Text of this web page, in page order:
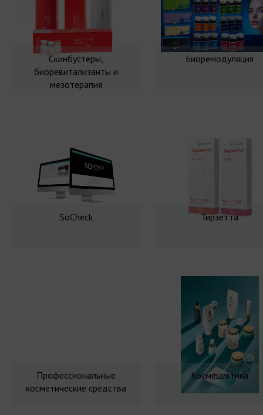
Скинбустеры,
биоревитализанты и
мезотерапия
Биоремодуляция
SoCheck Тирзетта
Профессиональные
косметические средства
Космецевтика